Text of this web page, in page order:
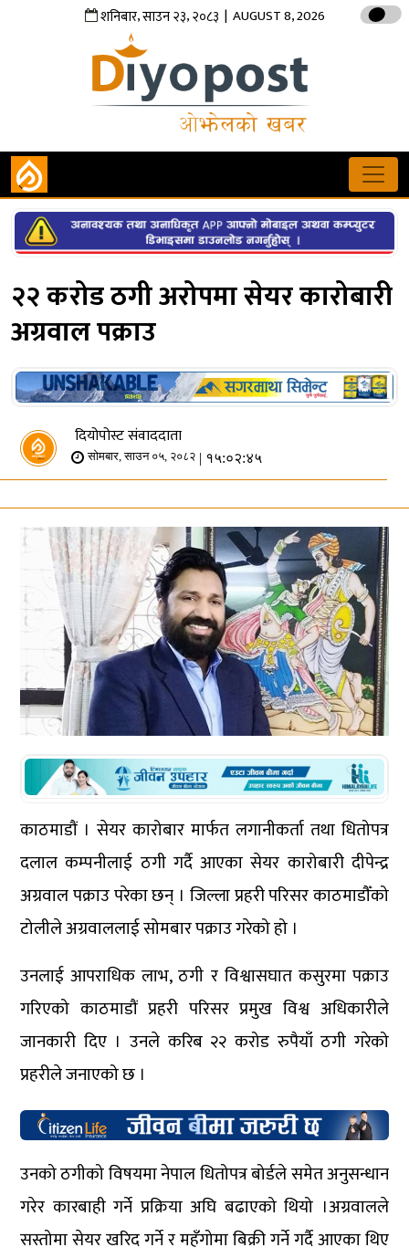
शनिबार,साउन२३,२०८३ | AUGUST 8, 2026
२२ करोड ठगी अरोपमा सेयर कारोबारी
अग्रवाल पक्राउ
दियोपोस्ट संवाददाता
सोमबार, साउन ०५, २०८२ | १५:०२:४५
काठमाडौं । सेयर कारोबार मार्फत लगानीकर्ता तथा धितोपत्र
दलाल कम्पनीलाई ठगी गर्दै आएका सेयर कारोबारी दीपेन्द्र
अग्रवाल पक्राउ परेका छन् । जिल्ला प्रहरी परिसर काठमाडौँको
टोलीले अग्रवाललाई सोमबार पक्राउ गरेको हो ।
उनलाई आपराधिक लाभ, ठगी र विश्वासघात कसुरमा पक्राउ
गरिएको काठमाडौं प्रहरी परिसर प्रमुख विश्व अधिकारीले
जानकारी दिए । उनले करिब २२ करोड रुपैयाँ ठगी गरेको
प्रहरीले जनाएको छ ।
उनको ठगीको विषयमा नेपाल धितोपत्र बोर्डले समेत अनुसन्धान
गरेर कारबाही गर्ने प्रक्रिया अघि बढाएको थियो ।अग्रवालले
सस्तोमा सेयर खरिद गर्ने र महँगोमा बिक्री गर्ने गर्दै आएका थिए